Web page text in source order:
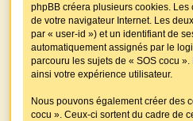
phpBB créera plusieurs cookies.
de votre navigateur Internet. Les
par « user-id ») et un identifiant de
automatiquement assignés par le
parcouru les sujets de « SOS cocu
ainsi votre expérience utilisateur.
Nous pouvons également créer des
cocu ». Ceux-ci sortent du cadre de